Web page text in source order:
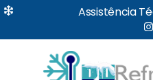
Assistência